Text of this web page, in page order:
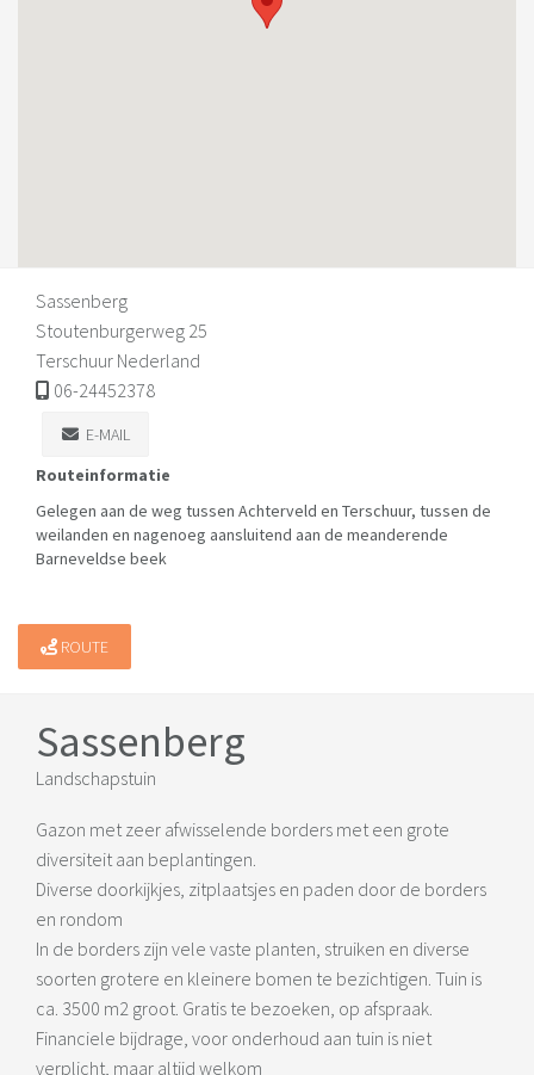
Sassenberg
Stoutenburgerweg 25
Terschuur Nederland
06-24452378
E-MAIL
Routeinformatie
Gelegen aan de weg tussen Achterveld en Terschuur, tussen de
weilanden en nagenoeg aansluitend aan de meanderende
Barneveldse beek
ROUTE
Sassenberg
Landschapstuin
Gazon met zeer afwisselende borders met een grote
diversiteit aan beplantingen.
Diverse doorkijkjes, zitplaatsjes en paden door de borders
en rondom
In de borders zijn vele vaste planten, struiken en diverse
soorten grotere en kleinere bomen te bezichtigen. Tuin is
ca. 3500 m2 groot. Gratis te bezoeken, op afspraak.
Financiele bijdrage, voor onderhoud aan tuin is niet
verplicht, maar altijd welkom